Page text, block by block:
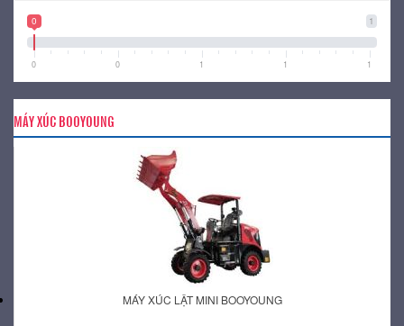
1
0
0 0 1 1 1
MÁY XÚC BOOYOUNG
MÁY XÚC LẬT MINI BOOYOUNG